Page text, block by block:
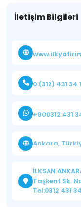
İletişim Bilgileri
0 (312) 431 34
+900312 431
Ankara,
İLKSAN
Taşkent Sk.
Tel:0312 431